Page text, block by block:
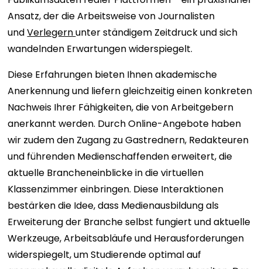
Ansatz, der die Arbeitsweise von Journalisten
undVerlegernunter ständigem Zeitdruck und sich
wandelnden Erwartungen widerspiegelt.
Diese Erfahrungen bieten Ihnen akademische
Anerkennung und liefern gleichzeitig einen konkreten
Nachweis Ihrer Fähigkeiten, die von Arbeitgebern
anerkannt werden. Durch Online-Angebote haben
wir zudem den Zugang zu Gastrednern, Redakteuren
und führenden Medienschaffenden erweitert, die
aktuelle Brancheneinblicke in die virtuellen
Klassenzimmer einbringen. Diese Interaktionen
bestärken die Idee, dass Medienausbildung als
Erweiterung der Branche selbst fungiert und aktuelle
Werkzeuge, Arbeitsabläufe und Herausforderungen
widerspiegelt, um Studierende optimal auf